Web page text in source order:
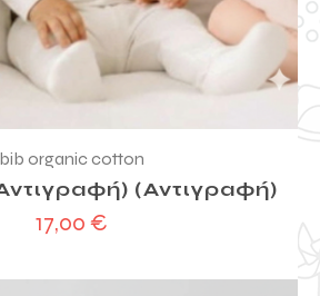
bib organic cotton
(Αντιγραφή)
17,00 €